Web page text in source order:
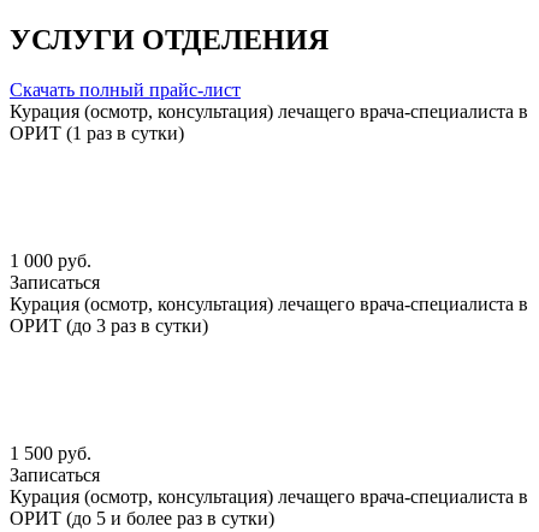
УСЛУГИ ОТДЕЛЕНИЯ
Скачать полный прайс-лист
Курация (осмотр, консультация) лечащего врача-специалиста в
ОРИТ (1 раз в сутки)
1 000 руб.
Записаться
Курация (осмотр, консультация) лечащего врача-специалиста в
ОРИТ (до 3 раз в сутки)
1 500 руб.
Записаться
Курация (осмотр, консультация) лечащего врача-специалиста в
ОРИТ (до 5 и более раз в сутки)